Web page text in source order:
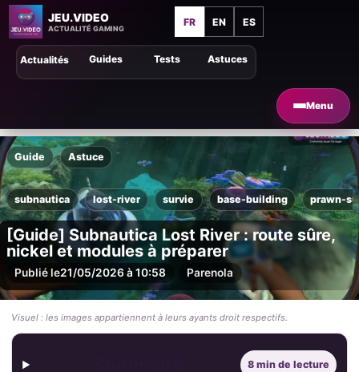
JEU.VIDEO
ACTUALITÉ GAMING
FR EN ES
Menu
Astuces
Guides Tests
Actualités
Guide Astuce
subnautica lost-river survie base-building prawn-
[Guide] Subnautica Lost River : route sûre,
nickel et modules à préparer
Publié le21/05/2026 à 10:58 Parenola
Visuel : les images appartiennent à leurs ayants droit respectifs.
8 min de lecture